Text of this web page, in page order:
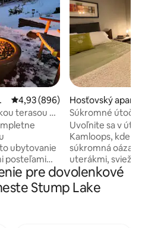
Priemerné ohodnotenie 4,93 z
4,93 (896)
terasou v
ubytovanie
posteľami
výhľad na
ihrisko.
Hosťovský
te Kamloops
Súkromné
Turistické
Uvoľnite sa v
Kamloops, kde sú
súkromná oáza
uterákmi,
vyhrievanou
vyrobenými
pracovným
pre dovolenkové
Stump Lake